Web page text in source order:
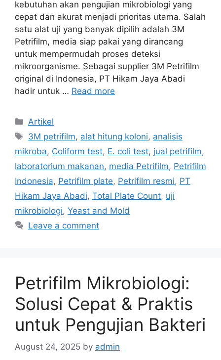
kebutuhan akan pengujian mikrobiologi yang
cepat dan akurat menjadi prioritas utama. Salah
satu alat uji yang banyak dipilih adalah 3M
Petrifilm, media siap pakai yang dirancang
untuk mempermudah proses deteksi
mikroorganisme. Sebagai supplier 3M Petrifilm
original di Indonesia, PT Hikam Jaya Abadi
hadir untuk … Read more
Categories
Artikel
Tags
3M petrifilm, alat hitung koloni, analisis
mikroba, Coliform test, E. coli test, jual petrifilm,
laboratorium makanan, media Petrifilm, Petrifilm
Indonesia, Petrifilm plate, Petrifilm resmi, PT
Hikam Jaya Abadi, Total Plate Count, uji
mikrobiologi, Yeast and Mold
Leave a comment
Petrifilm Mikrobiologi:
Solusi Cepat & Praktis
untuk Pengujian Bakteri
August 24, 2025 by admin